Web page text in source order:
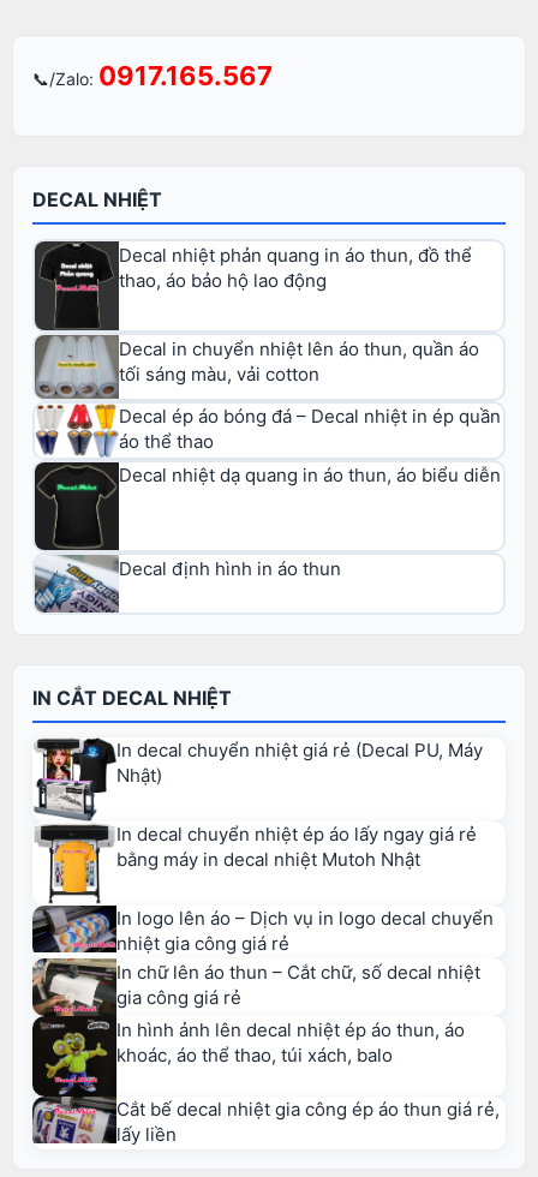
📞/Zalo: 0917.165.567
DECAL NHIỆT
Decal nhiệt phản quang in áo thun, đồ thể
thao, áo bảo hộ lao động
Decal in chuyển nhiệt lên áo thun, quần áo
tối sáng màu, vải cotton
Decal ép áo bóng đá – Decal nhiệt in ép quần
áo thể thao
Decal nhiệt dạ quang in áo thun, áo biểu diễn
Decal định hình in áo thun
IN CẮT DECAL NHIỆT
In decal chuyển nhiệt giá rẻ (Decal PU, Máy
Nhật)
In decal chuyển nhiệt ép áo lấy ngay giá rẻ
bằng máy in decal nhiệt Mutoh Nhật
In logo lên áo – Dịch vụ in logo decal chuyển
nhiệt gia công giá rẻ
In chữ lên áo thun – Cắt chữ, số decal nhiệt
gia công giá rẻ
In hình ảnh lên decal nhiệt ép áo thun, áo
khoác, áo thể thao, túi xách, balo
Cắt bế decal nhiệt gia công ép áo thun giá rẻ,
lấy liền